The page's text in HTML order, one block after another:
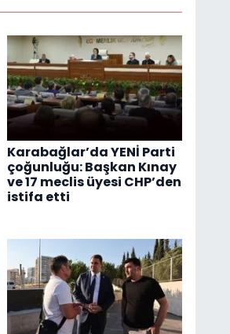
Karabağlar’da YENİ Parti
çoğunluğu: Başkan Kınay
ve 17 meclis üyesi CHP’den
istifa etti